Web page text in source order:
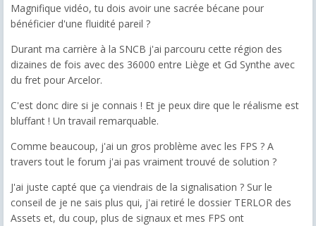
Magnifique vidéo, tu dois avoir une sacrée bécane pour
bénéficier d'une fluidité pareil ?
Durant ma carrière à la SNCB j'ai parcouru cette région des
dizaines de fois avec des 36000 entre Liège et Gd Synthe avec
du fret pour Arcelor.
C'est donc dire si je connais ! Et je peux dire que le réalisme est
bluffant ! Un travail remarquable.
Comme beaucoup, j'ai un gros problème avec les FPS ? A
travers tout le forum j'ai pas vraiment trouvé de solution ?
J'ai juste capté que ça viendrais de la signalisation ? Sur le
conseil de je ne sais plus qui, j'ai retiré le dossier TERLOR des
Assets et, du coup, plus de signaux et mes FPS ont